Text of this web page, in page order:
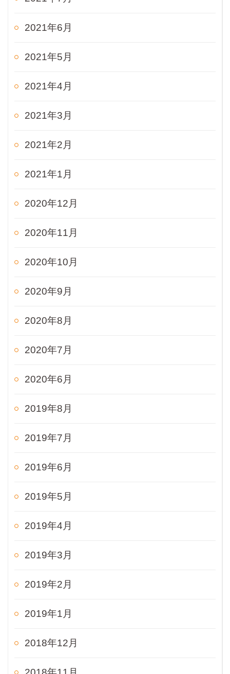
2021年6月
2021年5月
2021年4月
2021年3月
2021年2月
2021年1月
2020年12月
2020年11月
2020年10月
2020年9月
2020年8月
2020年7月
2020年6月
2019年8月
2019年7月
2019年6月
2019年5月
2019年4月
2019年3月
2019年2月
2019年1月
2018年12月